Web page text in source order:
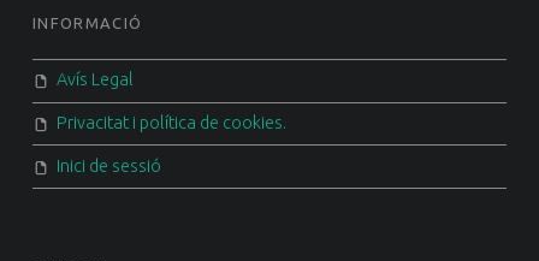
FOOTER SIDEBAR
INFORMACIÓ
Avís Legal
Privacitat i política de cookies.
Inici de sessió